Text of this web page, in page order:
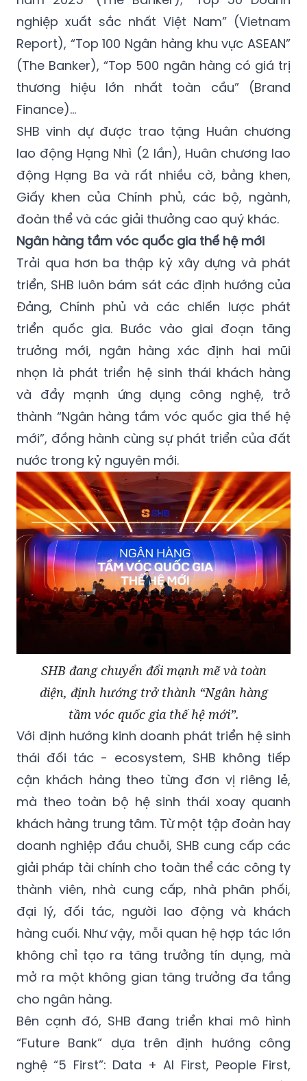
nghiệp xuất sắc nhất Việt Nam” (Vietnam
Report), “Top 100 Ngân hàng khu vực ASEAN”
(The Banker), “Top 500 ngân hàng có giá trị
thương hiệu lớn nhất toàn cầu” (Brand
Finance)…
SHB vinh dự được trao tặng Huân chương
lao động Hạng Nhì (2 lần), Huân chương lao
động Hạng Ba và rất nhiều cờ, bằng khen,
Giấy khen của Chính phủ, các bộ, ngành,
đoàn thể và các giải thưởng cao quý khác.
Ngân hàng tầm vóc quốc gia thế hệ mới
Trải qua hơn ba thập kỷ xây dựng và phát
triển, SHB luôn bám sát các định hướng của
Đảng, Chính phủ và các chiến lược phát
triển quốc gia. Bước vào giai đoạn tăng
trưởng mới, ngân hàng xác định hai mũi
nhọn là phát triển hệ sinh thái khách hàng
và đẩy mạnh ứng dụng công nghệ, trở
thành “Ngân hàng tầm vóc quốc gia thế hệ
mới”, đồng hành cùng sự phát triển của đất
nước trong kỷ nguyên mới.
SHB đang chuyển đổi mạnh mẽ và toàn
diện, định hướng trở thành “Ngân hàng
tầm vóc quốc gia thế hệ mới”.
Với định hướng kinh doanh phát triển hệ sinh
thái đối tác - ecosystem, SHB không tiếp
cận khách hàng theo từng đơn vị riêng lẻ,
mà theo toàn bộ hệ sinh thái xoay quanh
khách hàng trung tâm. Từ một tập đoàn hay
doanh nghiệp đầu chuỗi, SHB cung cấp các
giải pháp tài chính cho toàn thể các công ty
thành viên, nhà cung cấp, nhà phân phối,
đại lý, đối tác, người lao động và khách
hàng cuối. Như vậy, mỗi quan hệ hợp tác lớn
không chỉ tạo ra tăng trưởng tín dụng, mà
mở ra một không gian tăng trưởng đa tầng
cho ngân hàng.
Bên cạnh đó, SHB đang triển khai mô hình
“Future Bank” dựa trên định hướng công
nghệ “5 First”: Data + AI First, People First,